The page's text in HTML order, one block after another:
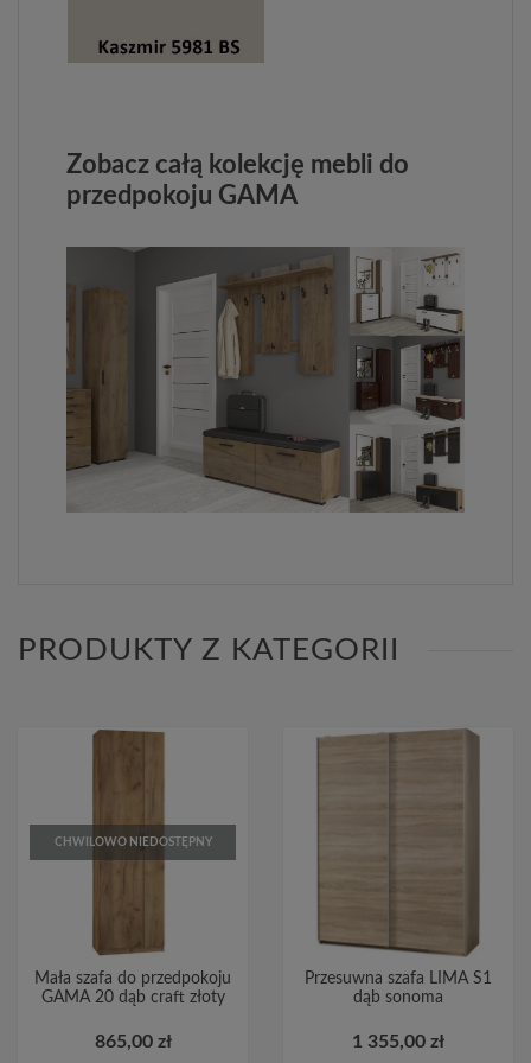
Zobacz całą kolekcję mebli do
przedpokoju GAMA
PRODUKTY Z KATEGORII
CHWILOWO NIEDOSTĘPNY
Mała szafa do przedpokoju
GAMA 20 dąb craft złoty
865,00 zł
Przesuwna szafa LIMA S1
dąb sonoma
1 355,00 zł